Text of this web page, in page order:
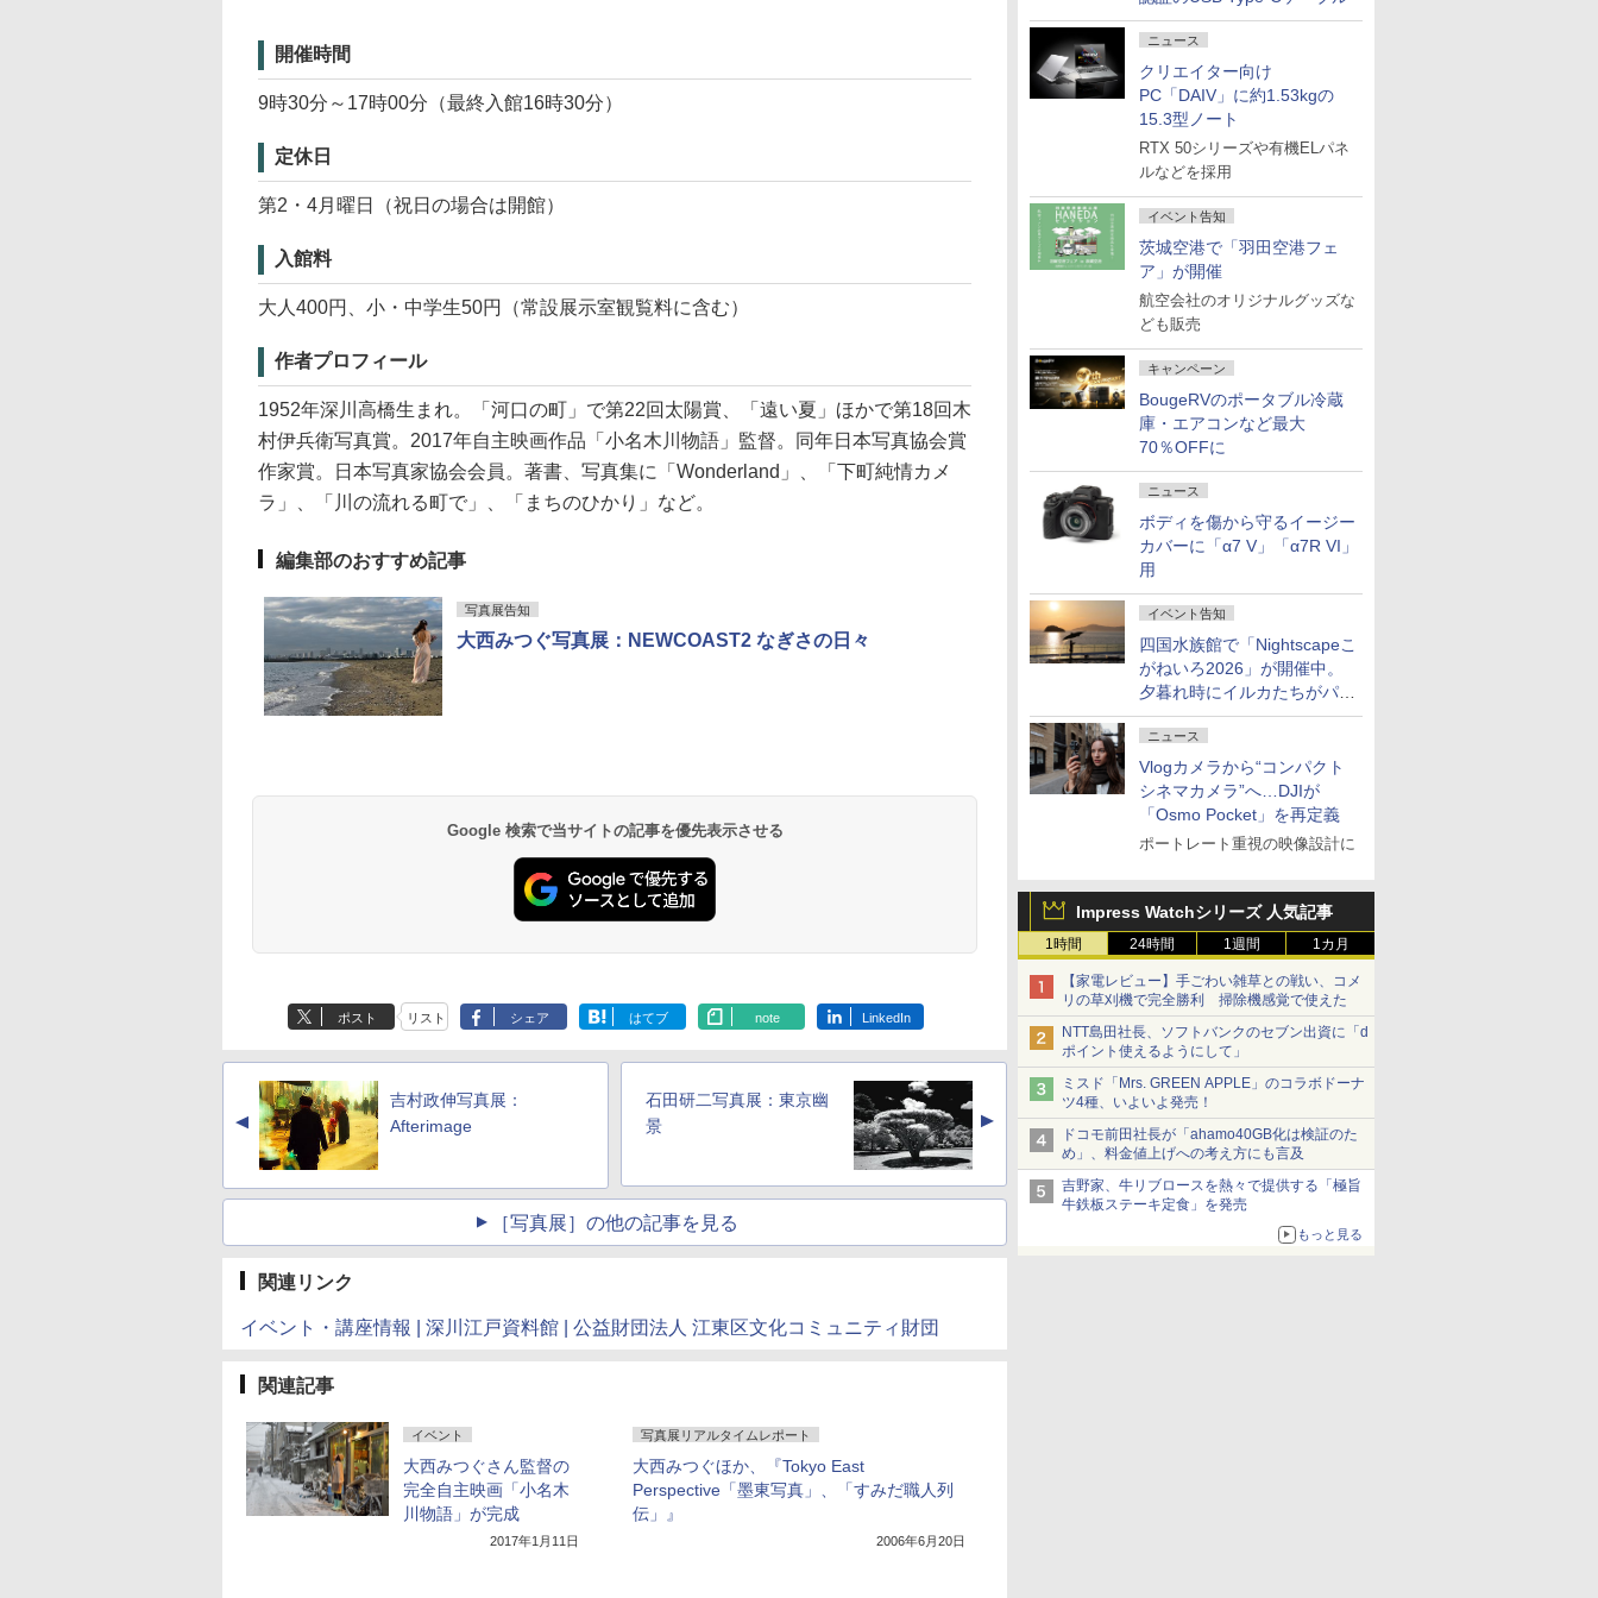
ニュース
クリエイター向け
PC「DAIV」に約1.53kgの
15.3型ノート
RTX 50シリーズや有機ELパネ
ルなどを採用
イベント告知
茨城空港で「羽田空港フェ
ア」が開催
航空会社のオリジナルグッズな
ども販売
キャンペーン
BougeRVのポータブル冷蔵
庫・エアコンなど最大
70％OFFに
ニュース
ボディを傷から守るイージー
カバーに「α7 V」「α7R VI」
用
イベント告知
四国水族館で「Nightscapeこ
がねいろ2026」が開催中。
夕暮れ時にイルカたちがパフ
ォーマンスを繰り広げる
ニュース
Vlogカメラから“コンパクト
シネマカメラ”へ…DJIが
「Osmo Pocket」を再定義
ポートレート重視の映像設計に
Impress Watchシリーズ 人気記事
1時間 24時間 1週間 1カ月
【家電レビュー】手ごわい雑草との戦い、コメ
リの草刈機で完全勝利 掃除機感覚で使えた
NTT島田社長、ソフトバンクのセブン出資に「d
ポイント使えるようにして」
ミスド「Mrs. GREEN APPLE」のコラボドーナ
ツ4種、いよいよ発売！
ドコモ前田社長が「ahamo40GB化は検証のた
め」、料金値上げへの考え方にも言及
吉野家、牛リブロースを熱々で提供する「極旨
牛鉄板ステーキ定食」を発売
もっと見る
開催時間
9時30分～17時00分（最終入館16時30分）
定休日
第2・4月曜日（祝日の場合は開館）
入館料
大人400円、小・中学生50円（常設展示室観覧料に含む）
作者プロフィール
1952年深川高橋生まれ。「河口の町」で第22回太陽賞、「遠い夏」ほかで第18回木
村伊兵衛写真賞。2017年自主映画作品「小名木川物語」監督。同年日本写真協会賞
作家賞。日本写真家協会会員。著書、写真集に「Wonderland」、「下町純情カメ
ラ」、「川の流れる町で」、「まちのひかり」など。
編集部のおすすめ記事
写真展告知
大西みつぐ写真展：NEWCOAST2 なぎさの日々
Google 検索で当サイトの記事を優先表示させる
ポスト リスト シェア はてブ note LinkedIn
▲
吉村政伸写真展：
Afterimage
石田研二写真展：東京幽
景
▲
［写真展］の他の記事を見る
関連リンク
イベント・講座情報 | 深川江戸資料館 | 公益財団法人 江東区文化コミュニティ財団
関連記事
イベント
大西みつぐさん監督の
完全自主映画「小名木
川物語」が完成
2017年1月11日
写真展リアルタイムレポート
大西みつぐほか、『Tokyo East
Perspective「墨東写真」、「すみだ職人列
伝」』
2006年6月20日